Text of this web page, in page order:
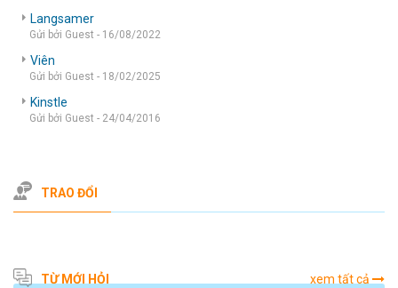
Langsamer
Gửi bởi Guest - 16/08/2022
Viên
Gửi bởi Guest - 18/02/2025
Kinstle
Gửi bởi Guest - 24/04/2016
TRAO ĐỔI
TỪ MỚI HỎI xem tất cả